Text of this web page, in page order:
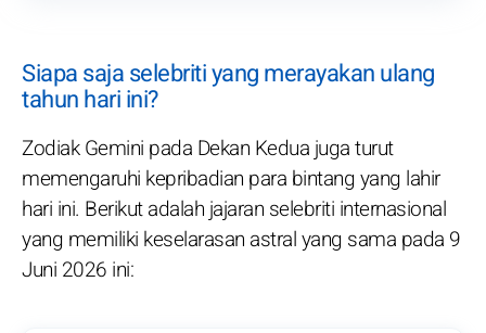
Siapa saja selebriti yang merayakan ulang
tahun hari ini?
Zodiak Gemini pada Dekan Kedua juga turut
memengaruhi kepribadian para bintang yang lahir
hari ini. Berikut adalah jajaran selebriti internasional
yang memiliki keselarasan astral yang sama pada 9
Juni 2026 ini: